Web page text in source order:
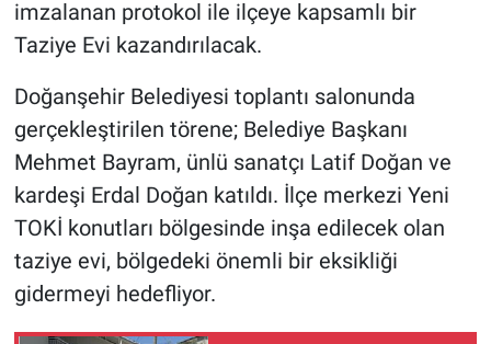
imzalanan protokol ile ilçeye kapsamlı bir
Taziye Evi kazandırılacak.
Doğanşehir Belediyesi toplantı salonunda
gerçekleştirilen törene; Belediye Başkanı
Mehmet Bayram, ünlü sanatçı Latif Doğan ve
kardeşi Erdal Doğan katıldı. İlçe merkezi Yeni
TOKİ konutları bölgesinde inşa edilecek olan
taziye evi, bölgedeki önemli bir eksikliği
gidermeyi hedefliyor.